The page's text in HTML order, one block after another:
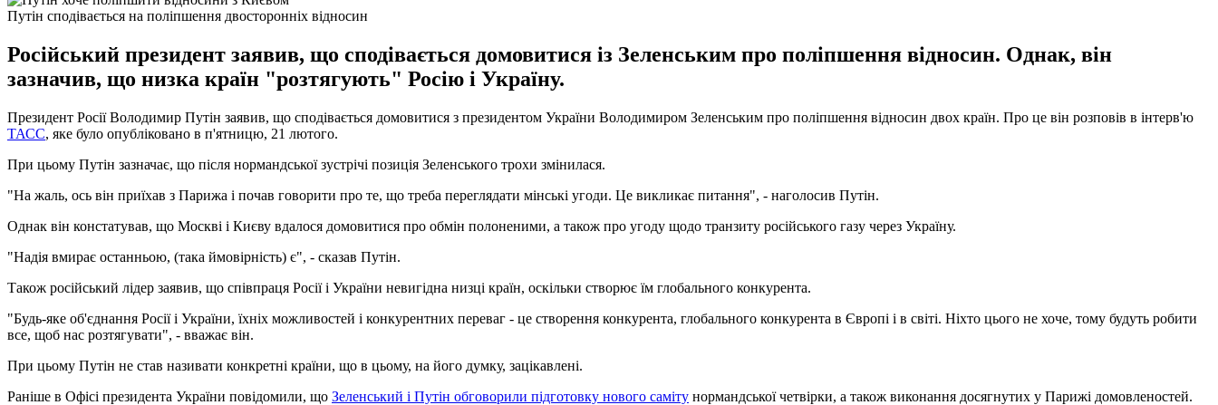
Путін сподівається на поліпшення двосторонніх відносин
Російський президент заявив, що сподівається домовитися із Зеленським про поліпшення відносин. Однак, він
зазначив, що низка країн "розтягують" Росію і Україну.
Президент Росії Володимир Путін заявив, що сподівається домовитися з президентом України Володимиром Зеленським про поліпшення відносин двох країн. Про це він розповів в інтерв'ю
ТАСС, яке було опубліковано в п'ятницю, 21 лютого.
При цьому Путін зазначає, що після нормандської зустрічі позиція Зеленського трохи змінилася.
"На жаль, ось він приїхав з Парижа і почав говорити про те, що треба переглядати мінські угоди. Це викликає питання", - наголосив Путін.
Однак він констатував, що Москві і Києву вдалося домовитися про обмін полоненими, а також про угоду щодо транзиту російського газу через Україну.
"Надія вмирає останньою, (така ймовірність) є", - сказав Путін.
Також російський лідер заявив, що співпраця Росії і України невигідна низці країн, оскільки створює їм глобального конкурента.
"Будь-яке об'єднання Росії і України, їхніх можливостей і конкурентних переваг - це створення конкурента, глобального конкурента в Європі і в світі. Ніхто цього не хоче, тому будуть робити
все, щоб нас розтягувати", - вважає він.
При цьому Путін не став називати конкретні країни, що в цьому, на його думку, зацікавлені.
Раніше в Офісі президента України повідомили, що Зеленський і Путін обговорили підготовку нового саміту нормандської четвірки, а також виконання досягнутих у Парижі домовленостей.